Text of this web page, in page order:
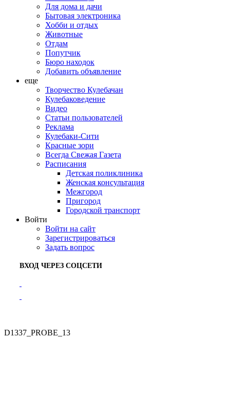
Для дома и дачи
Бытовая электроника
Хобби и отдых
Животные
Отдам
Попутчик
Бюро находок
Добавить объявление
еще
Творчество Кулебачан
Кулебаковедение
Видео
Статьи пользователей
Реклама
Кулебаки-Сити
Красные зори
Всегда Свежая Газета
Расписания
Детская поликлиника
Женская консультация
Межгород
Пригород
Городской транспорт
Войти
Войти на сайт
Зарегистрироваться
Задать вопрос
ВХОД ЧЕРЕЗ СОЦСЕТИ